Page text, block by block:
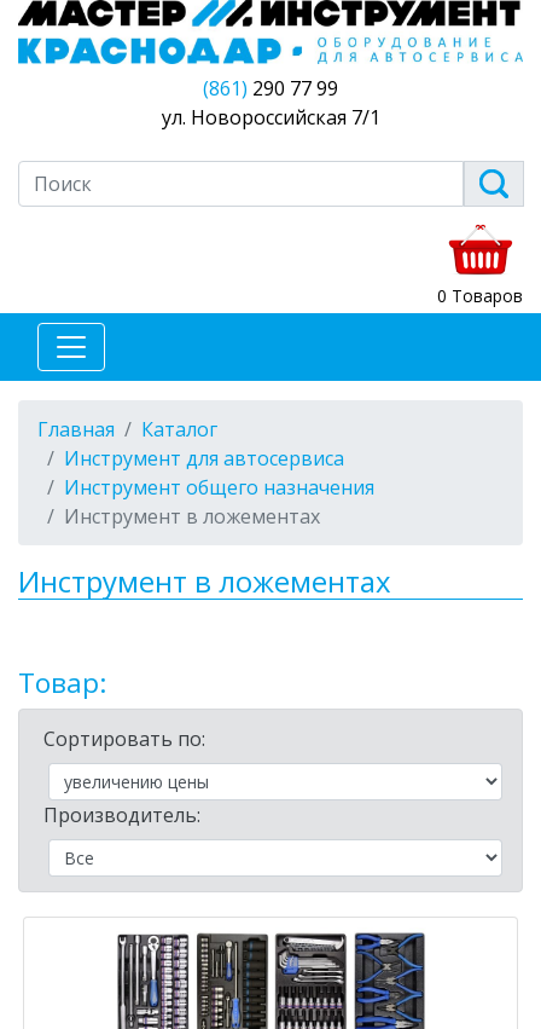
(861) 290 77 99
ул. Новороссийская 7/1
0 Товаров
Главная
Каталог
Инструмент для автосервиса
Инструмент общего назначения
Инструмент в ложементах
Инструмент в ложементах
Товар:
Сортировать по:
Производитель: